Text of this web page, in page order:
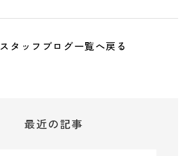
スタッフブログ一覧へ戻る
最近の記事